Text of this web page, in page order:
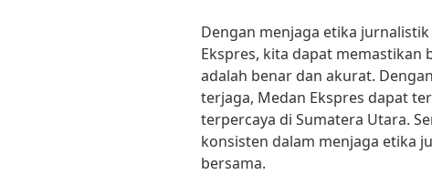
Dengan menjaga etika
Ekspres, kita dapat memastikan
adalah benar dan akurat.
terjaga, Medan Ekspres dapat
terpercaya di Sumatera Utara.
konsisten dalam menjaga etika
bersama.